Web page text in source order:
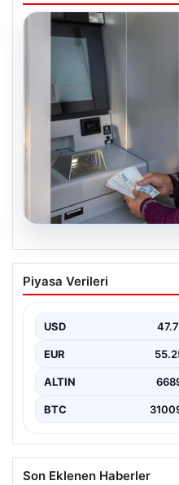
06.08.2026
Emekli maaşı
yatacak? SGK, Bağ-
Piyasa Verileri
USD
EUR
ALTIN
BTC
Son Eklenen Haberler